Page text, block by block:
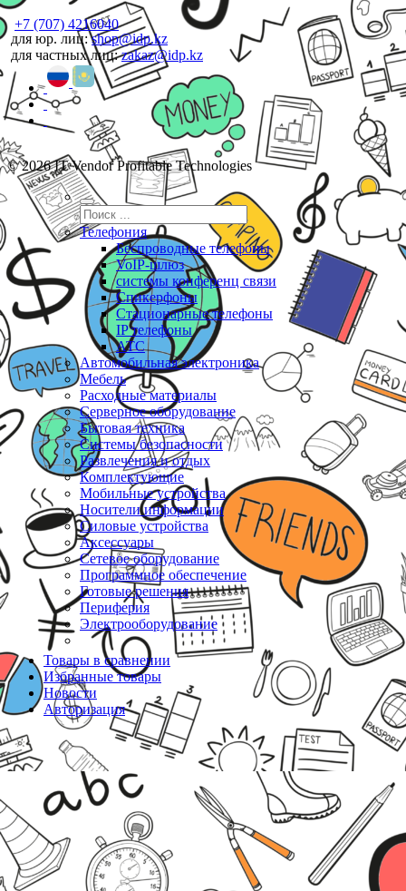
+7 (707) 4216040
для юр. лиц:shop@idp.kz
для частных лиц:zakaz@idp.kz
© 2026 IT Vendor Profitable Technologies
Телефония
Беспроводные телефоны
VoIP-шлюз
системы конференц связи
Спикерфоны
Стационарные телефоны
IP телефоны
АТС
Автомобильная электроника
Мебель
Расходные материалы
Серверное оборудование
Бытовая техника
Системы безопасности
Развлечения и отдых
Комплектующие
Мобильные устройства
Носители информации
Силовые устройства
Аксессуары
Сетевое оборудование
Программное обеспечение
Готовые решения
Периферия
Электрооборудование
Товары в сравнении
Избранные товары
Новости
Авторизация